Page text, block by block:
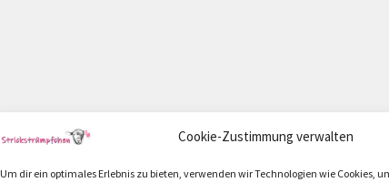
Cookie-Zustimmung verwalten
Um dir ein optimales Erlebnis zu bieten, verwenden wir Technologien wie Cookies,